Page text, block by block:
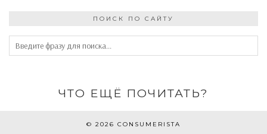
ПОИСК ПО САЙТУ
ЧТО ЕЩЁ ПОЧИТАТЬ?
© 2026 СONSUMERISTA